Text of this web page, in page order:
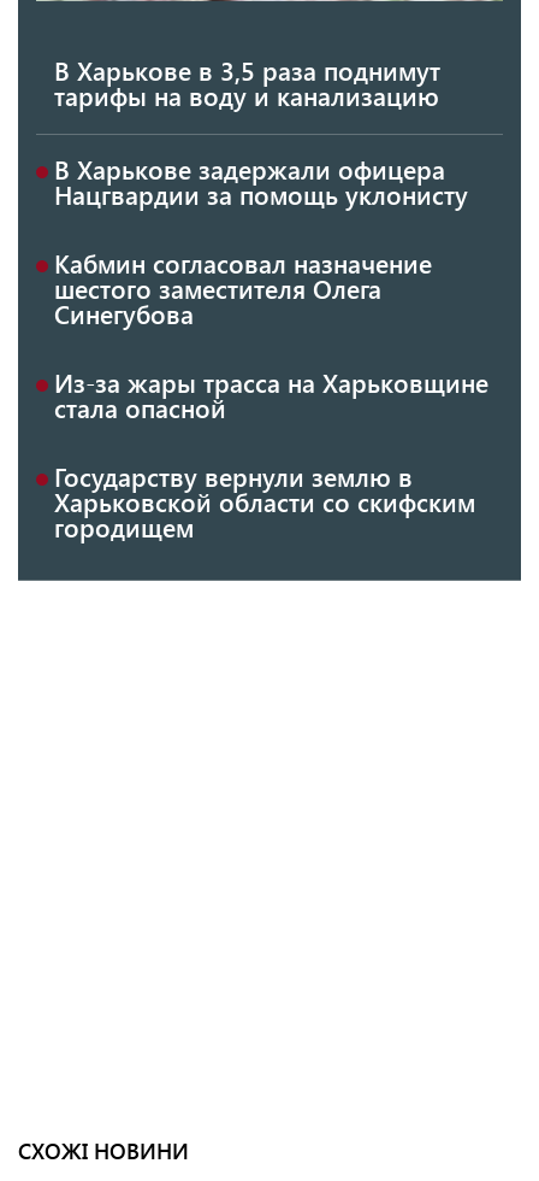
В Харькове в 3,5 раза поднимут
тарифы на воду и канализацию
В Харькове задержали офицера
Нацгвардии за помощь уклонисту
Кабмин согласовал назначение
шестого заместителя Олега
Синегубова
Из-за жары трасса на Харьковщине
стала опасной
Государству вернули землю в
Харьковской области со скифским
городищем
СХОЖІ НОВИНИ